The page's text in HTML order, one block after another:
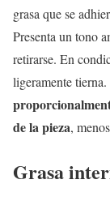
grasa que se
Presenta un tono
retirarse. En
ligeramente
de la pieza,
Grasa